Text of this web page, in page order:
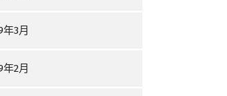
年3月
年2月